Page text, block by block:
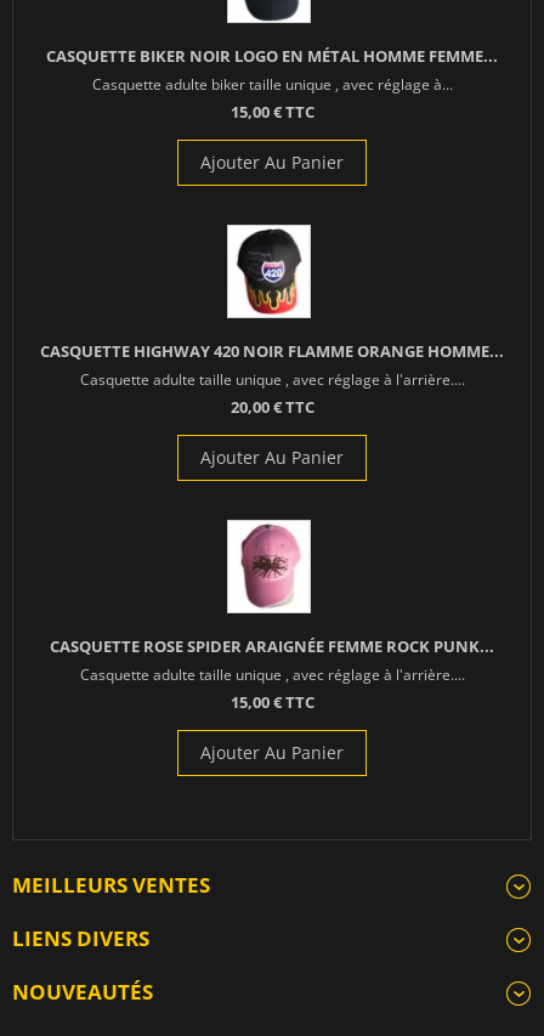
CASQUETTE BIKER NOIR LOGO EN MÉTAL HOMME FEMME...
Casquette adulte biker taille unique , avec réglage à...
15,00 € TTC
Ajouter Au Panier
CASQUETTE HIGHWAY 420 NOIR FLAMME ORANGE HOMME...
Casquette adulte taille unique , avec réglage à l'arrière....
20,00 € TTC
Ajouter Au Panier
CASQUETTE ROSE SPIDER ARAIGNÉE FEMME ROCK PUNK...
Casquette adulte taille unique , avec réglage à l'arrière....
15,00 € TTC
Ajouter Au Panier
MEILLEURS VENTES
LIENS DIVERS
NOUVEAUTÉS